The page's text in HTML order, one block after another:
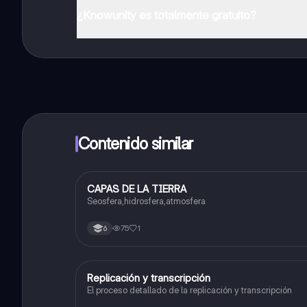
inmeditamente. Puedes ganar dinero utilizando la
Contenido similar
Biologia
CAPAS DE LA TIERRA
Seosfera,hidrosfera,atmosfera
6 75 1
Biologia
Replicación y transcripción
El proceso detallado de la replicación y transcripción